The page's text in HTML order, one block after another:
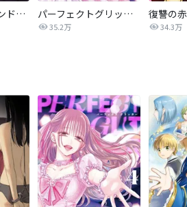
シンジュウエンド【タテヨミ】 パーフェクトグリッター
35.2万 34.3万